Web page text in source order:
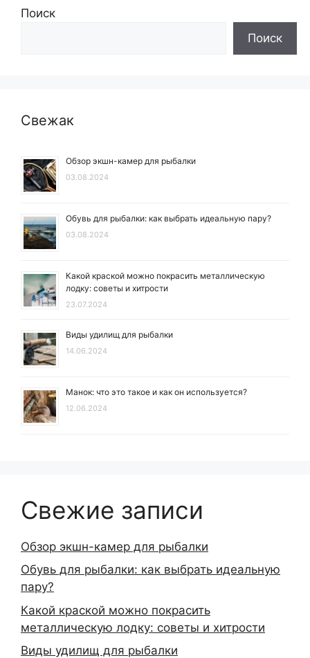
Поиск
Поиск
Свежак
Обзор экшн-камер для рыбалки
03.08.2024
Обувь для рыбалки: как выбрать идеальную пару?
03.08.2024
Какой краской можно покрасить металлическую
лодку: советы и хитрости
23.07.2024
Виды удилищ для рыбалки
14.06.2024
Манок: что это такое и как он используется?
12.06.2024
Свежие записи
Обзор экшн-камер для рыбалки
Обувь для рыбалки: как выбрать идеальную
пару?
Какой краской можно покрасить
металлическую лодку: советы и хитрости
Виды удилищ для рыбалки